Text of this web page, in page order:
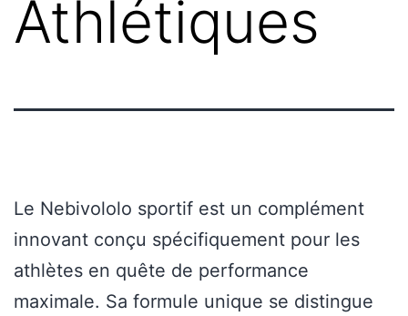
Athlétiques
Le Nebivololo sportif est un complément
innovant conçu spécifiquement pour les
athlètes en quête de performance
maximale. Sa formule unique se distingue